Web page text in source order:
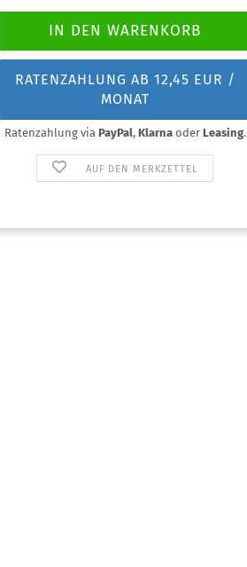
RATENZAHLUNG AB 12,45 EUR /
MONAT
Ratenzahlung via PayPal, Klarnaoder Leasing.
AUF DEN MERKZETTEL